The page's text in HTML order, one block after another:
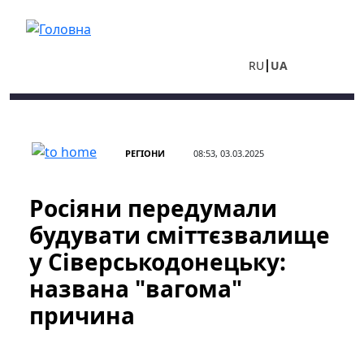
RU UA
РЕГІОНИ 08:53, 03.03.2025
Росіяни передумали
будувати сміттєзвалище
у Сіверськодонецьку:
названа "вагома"
причина